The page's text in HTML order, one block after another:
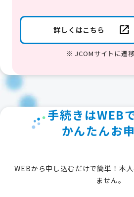
詳しくはこちら
※ JCOMサイトに遷
手続きはWEB
かんたんお
WEBから申し込むだけで簡単！本
ません。